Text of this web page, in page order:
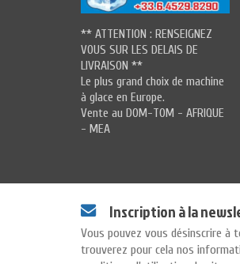
** ATTENTION : RENSEIGNEZ
VOUS SUR LES DELAIS DE
LIVRAISON **
Le plus grand choix de machine
à glace en Europe.
Vente au DOM-TOM - AFRIQUE
- MEA
Inscription à la
Vous pouvez vous désinscrire à
trouverez pour cela nos